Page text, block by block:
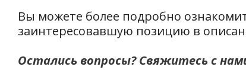
Вы можете более подробно
заинтересовавшую позицию в
Остались вопросы? Свяжитесь с